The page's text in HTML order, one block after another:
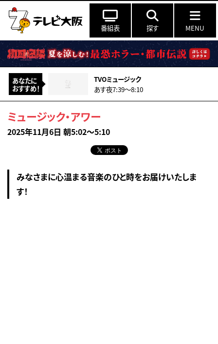
番組表 探す MENU
あなたに
おすすめ！
TVOミュージック
あす夜7:39〜8:10
ミュージック・アワー
2025年11月6日 朝5:02～5:10
みなさまに心温まる音楽のひと時をお届けいたしま
す！